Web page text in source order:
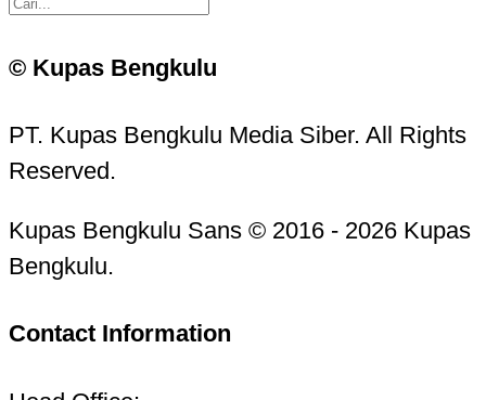
© Kupas Bengkulu
PT. Kupas Bengkulu Media Siber. All Rights
Reserved.
Kupas Bengkulu Sans © 2016 - 2026 Kupas
Bengkulu.
Contact Information